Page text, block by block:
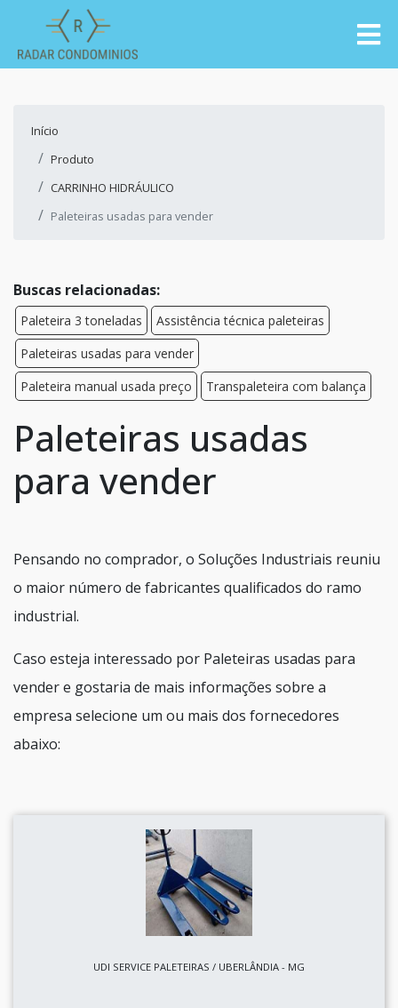
Início
Produto
CARRINHO HIDRÁULICO
Paleteiras usadas para vender
Buscas relacionadas:
Paleteira 3 toneladas
Assistência técnica paleteiras
Paleteiras usadas para vender
Paleteira manual usada preço
Transpaleteira com balança
Paleteiras usadas
para vender
Pensando no comprador, o Soluções Industriais reuniu
o maior número de fabricantes qualificados do ramo
industrial.
Caso esteja interessado por Paleteiras usadas para
vender e gostaria de mais informações sobre a
empresa selecione um ou mais dos fornecedores
abaixo:
UDI SERVICE PALETEIRAS / UBERLÂNDIA - MG